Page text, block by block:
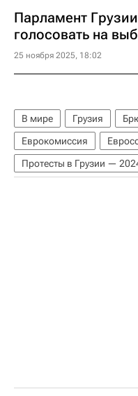
Парламент
голосовать на
25 ноября 2025, 18:02
В мире Грузия
Еврокомиссия
Протесты в Грузии —